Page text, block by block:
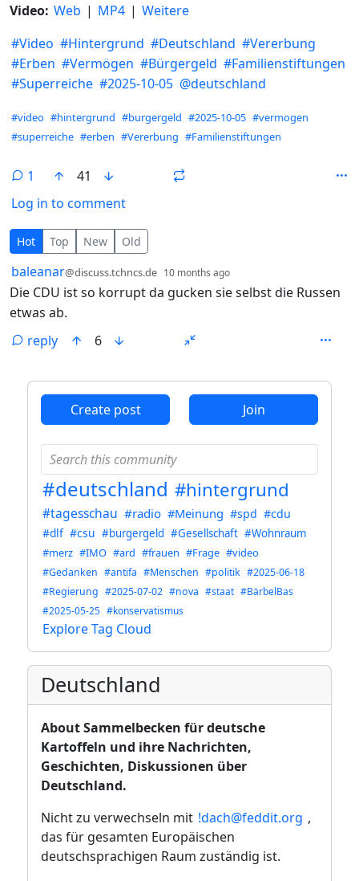
Video: Web | MP4 | Weitere
#Video #Hintergrund #Deutschland #Vererbung
#Erben #Vermögen #Bürgergeld #Familienstiftungen
#Superreiche #2025-10-05 @deutschland
Hashtags
#video #hintergrund #burgergeld #2025-10-05 #vermogen
#superreiche #erben #Vererbung #Familienstiftungen
1
41
Log in to comment
1 Comment
Hot Top New Old
by
baleanar@discuss.tchncs.de 10 months ago
Die CDU ist so korrupt da gucken sie selbst die Russen
etwas ab.
reply
6
Create post Join
#deutschland #hintergrund
#tagesschau #radio #Meinung #spd #cdu
#dlf #csu #burgergeld #Gesellschaft #Wohnraum
#merz #IMO #ard #frauen #Frage #video
#Gedanken #antifa #Menschen #politik #2025-06-18
#Regierung #2025-07-02 #nova #staat #BärbelBas
#2025-05-25 #konservatismus
Explore Tag Cloud
Deutschland
AboutSammelbecken für deutsche
Kartoffeln und ihre Nachrichten,
Geschichten, Diskussionen über
Deutschland.
Nicht zu verwechseln mit !dach@feddit.org ,
das für gesamten Europäischen
deutschsprachigen Raum zuständig ist.